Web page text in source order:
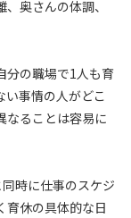
奥さんの体調、
分の職場で1人も育
い事情の人がどこ
なることは容易に
時に仕事のスケジ
育休の具体的な日